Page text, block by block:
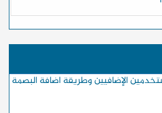
الإضافيين وطريقة اضافة البصمة